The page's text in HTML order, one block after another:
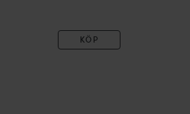
KÖP